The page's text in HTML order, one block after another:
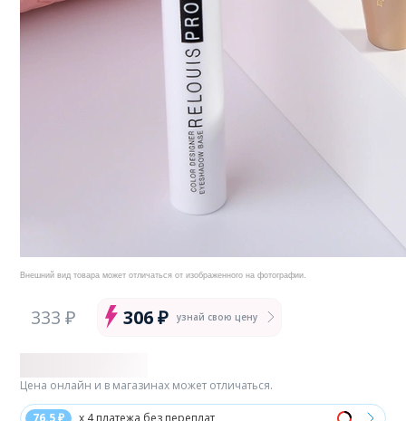
Внешний вид товара может отличаться от изображенного на фотографии.
333 ₽ 306 ₽ узнай свою цену
76.5 ₽ x 4 платежа без переплат
Цена онлайн и в магазинах может отличаться.